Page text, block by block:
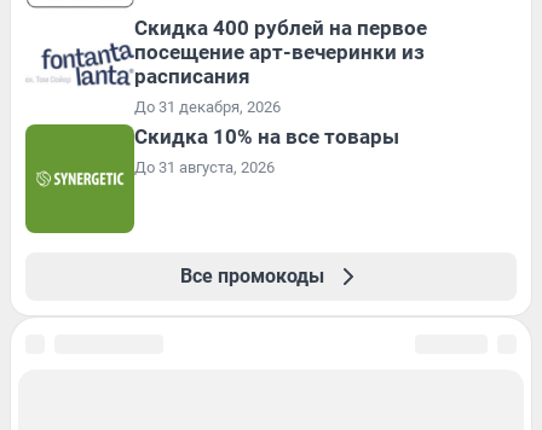
Cкидка 400 рублей на первое
посещение арт-вечеринки из
расписания
До 31 декабря, 2026
Скидка 10% на все товары
До 31 августа, 2026
Все промокоды